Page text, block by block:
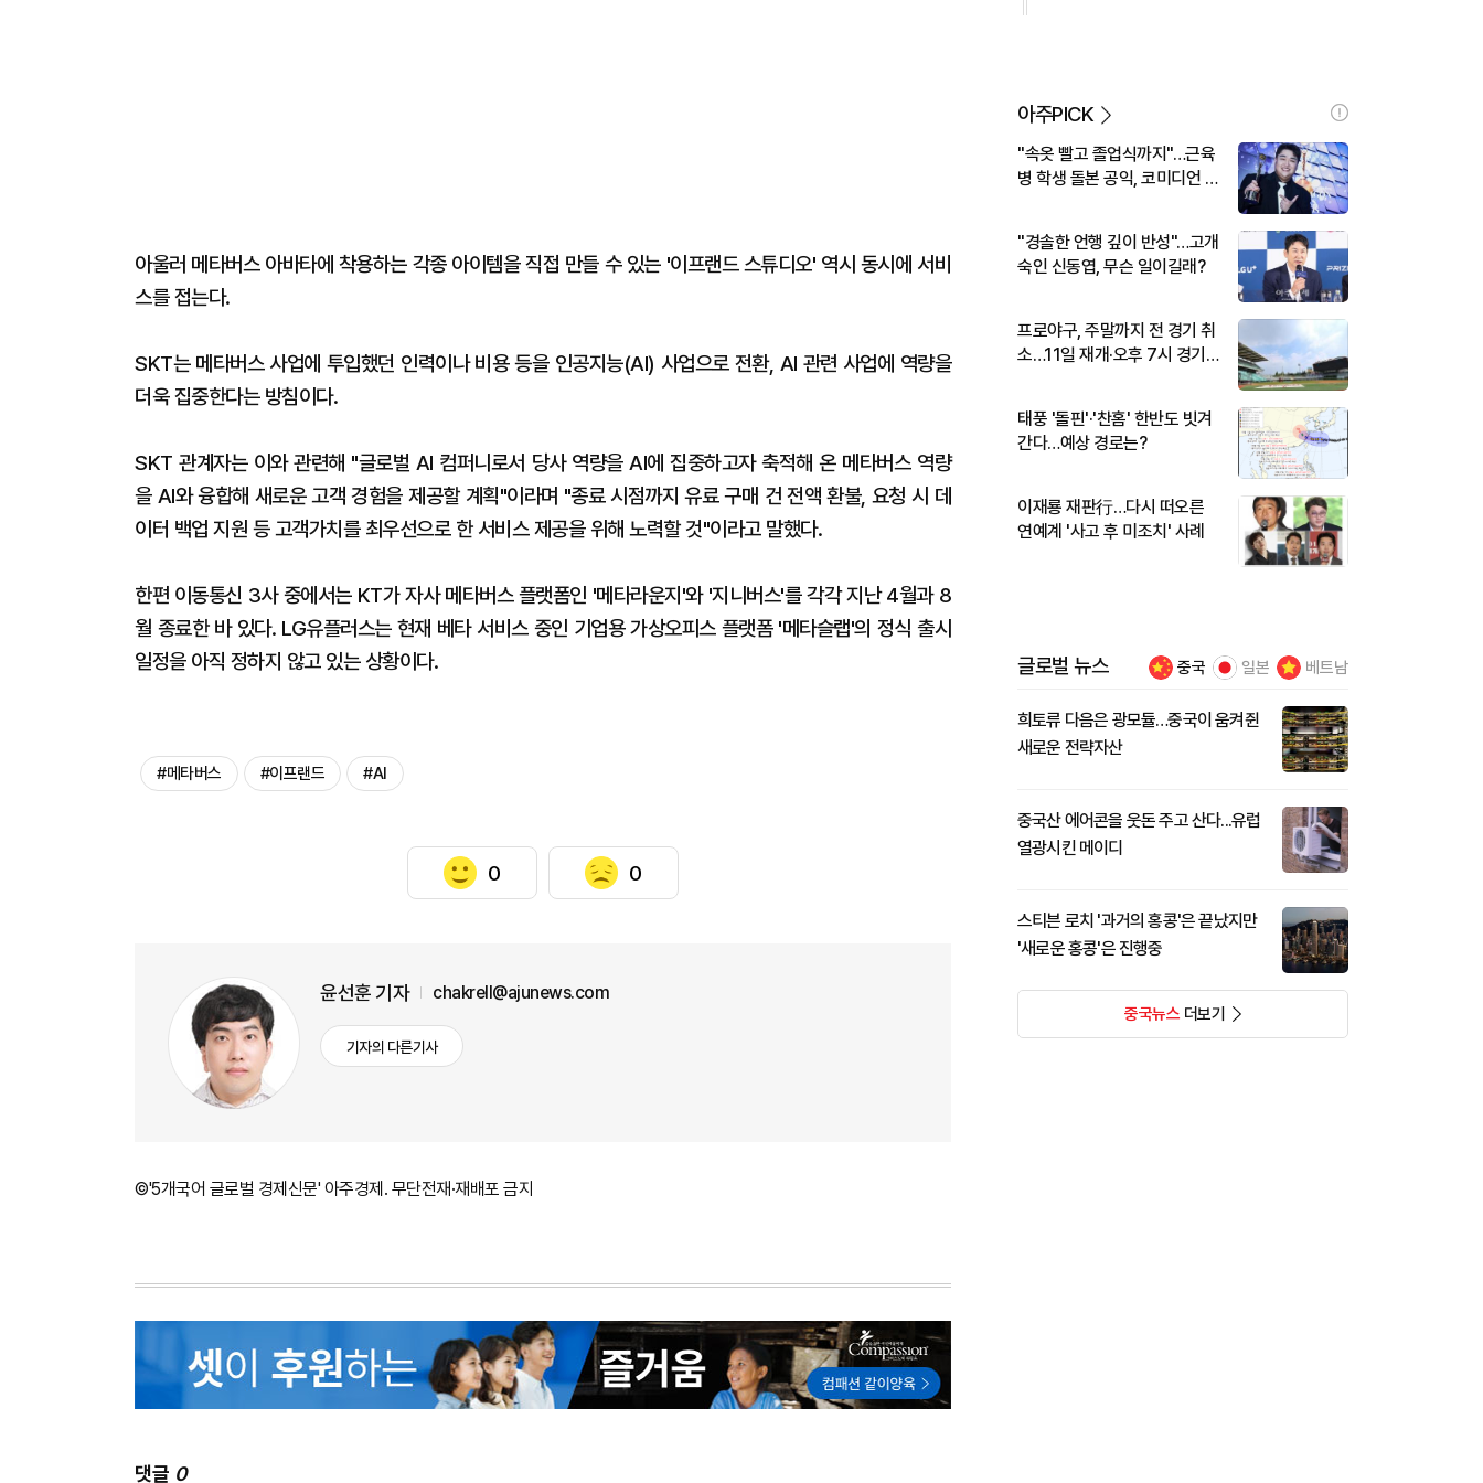
아울러 메타버스 아바타에 착용하는 각종 아이템을 직접 만들 수 있는 '이프랜드 스튜디오' 역시 동시에 서비
스를 접는다.
SKT는 메타버스 사업에 투입했던 인력이나 비용 등을 인공지능(AI) 사업으로 전환, AI 관련 사업에 역량을
더욱 집중한다는 방침이다.
SKT 관계자는 이와 관련해 "글로벌 AI 컴퍼니로서 당사 역량을 AI에 집중하고자 축적해 온 메타버스 역량
을 AI와 융합해 새로운 고객 경험을 제공할 계획"이라며 "종료 시점까지 유료 구매 건 전액 환불, 요청 시 데
이터 백업 지원 등 고객가치를 최우선으로 한 서비스 제공을 위해 노력할 것"이라고 말했다.
한편 이동통신 3사 중에서는 KT가 자사 메타버스 플랫폼인 '메타라운지'와 '지니버스'를 각각 지난 4월과 8
월 종료한 바 있다. LG유플러스는 현재 베타 서비스 중인 기업용 가상오피스 플랫폼 '메타슬랩'의 정식 출시
일정을 아직 정하지 않고 있는 상황이다.
#메타버스 #이프랜드 #AI
0 0
윤선훈 기자 chakrell@ajunews.com
기자의 다른기사
©'5개국어 글로벌 경제신문' 아주경제. 무단전재·재배포 금지
댓글 0
아주PICK
"속옷 빨고 졸업식까지"…근육
병 학생 돌본 공익, 코미디언 김
"경솔한 언행 깊이 반성"…고개
숙인 신동엽, 무슨 일이길래?
프로야구, 주말까지 전 경기 취
소…11일 재개·오후 7시 경기
태풍 '돌핀'·'찬홈' 한반도 빗겨
간다…예상 경로는?
이재룡 재판行…다시 떠오른
연예계 '사고 후 미조치' 사례
글로벌 뉴스 중국 일본 베트남
희토류 다음은 광모듈…중국이 움켜쥔
새로운 전략자산
중국산 에어콘을 웃돈 주고 산다...유럽
열광시킨 메이디
스티븐 로치 '과거의 홍콩'은 끝났지만
'새로운 홍콩'은 진행중
중국뉴스더보기